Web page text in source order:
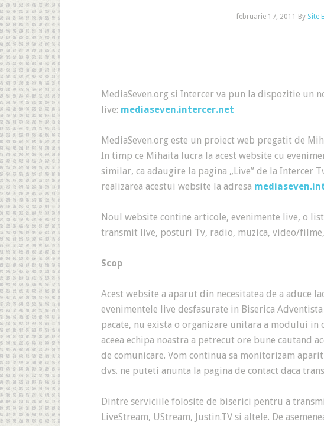
februarie 17, 2011 By Site
MediaSeven.org si Intercer va pun la dispozitie un
live: mediaseven.intercer.net
MediaSeven.org este un proiect web pregatit de
In timp ce Mihaita lucra la acest website cu
similar, ca adaugire la pagina „Live” de la Intercer
realizarea acestui website la adresa
Noul website contine articole, evenimente live, o
transmit live, posturi Tv, radio, muzica, video/
Scop
Acest website a aparut din necesitatea de a aduce
evenimentele live desfasurate in Biserica
pacate, nu exista o organizare unitara a modului in
aceea echipa noastra a petrecut ore bune cautand
de comunicare. Vom continua sa monitorizam
dvs. ne puteti anunta la pagina de contact daca
Dintre serviciile folosite de biserici pentru a
LiveStream, UStream, Justin.TV si altele. De